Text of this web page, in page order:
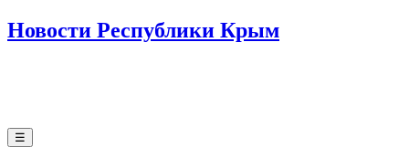
Новости Республики Крым
☰